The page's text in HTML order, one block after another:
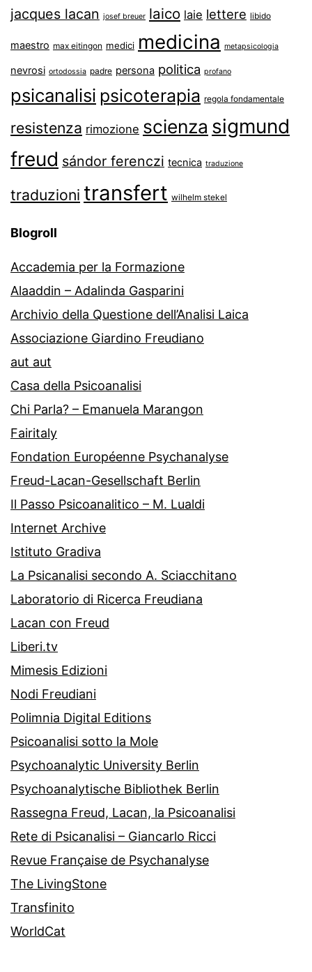
jacques lacan josef breuer laico laie lettere libido
maestro max eitingon medici medicina metapsicologia
nevrosi ortodossia padre persona politica profano
psicanalisi psicoterapia regola fondamentale
resistenza rimozione scienza sigmund
freud sándor ferenczi tecnica traduzione
traduzioni transfert wilhelm stekel
Blogroll
Accademia per la Formazione
Alaaddin – Adalinda Gasparini
Archivio della Questione dell’Analisi Laica
Associazione Giardino Freudiano
aut aut
Casa della Psicoanalisi
Chi Parla? – Emanuela Marangon
Fairitaly
Fondation Européenne Psychanalyse
Freud-Lacan-Gesellschaft Berlin
Il Passo Psicoanalitico – M. Lualdi
Internet Archive
Istituto Gradiva
La Psicanalisi secondo A. Sciacchitano
Laboratorio di Ricerca Freudiana
Lacan con Freud
Liberi.tv
Mimesis Edizioni
Nodi Freudiani
Polimnia Digital Editions
Psicoanalisi sotto la Mole
Psychoanalytic University Berlin
Psychoanalytische Bibliothek Berlin
Rassegna Freud, Lacan, la Psicoanalisi
Rete di Psicanalisi – Giancarlo Ricci
Revue Française de Psychanalyse
The LivingStone
Transfinito
WorldCat